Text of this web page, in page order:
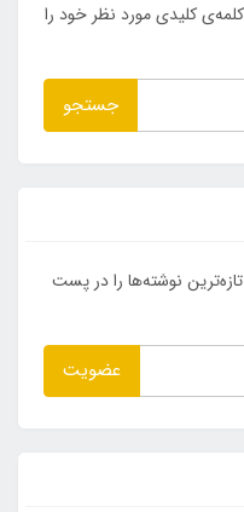
کلیدی مورد نظر خود را
جستجو
نوشته‌ها را در پست
عضویت